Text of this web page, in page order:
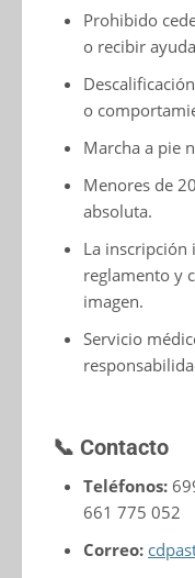
Prohibido
o recibir
o
Marcha a pie
Menores de
absoluta.
La inscripción
reglamento y
imagen.
Servicio
📞 Contacto
Teléfonos:
661 775 052
Correo: